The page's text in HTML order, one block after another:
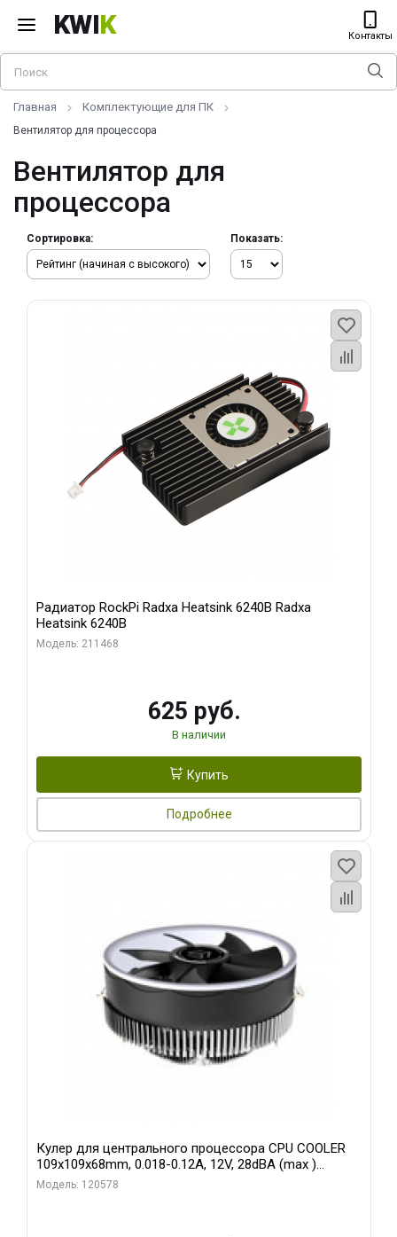
KWIK Контакты
Главная Комплектующие для ПК
Вентилятор для процессора
Вентилятор для
процессора
Сортировка: Показать:
Радиатор RockPi Radxa Heatsink 6240B Radxa
Heatsink 6240B
Модель: 211468
625 руб.
В наличии
Купить
Подробнее
Кулер для центрального процессора CPU COOLER
109x109x68mm, 0.018-0.12A, 12V, 28dBA (max )
+/-10%
Модель: 120578